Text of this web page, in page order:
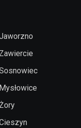
Zawiercie
Mysłowice